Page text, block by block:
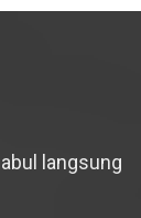
langsung